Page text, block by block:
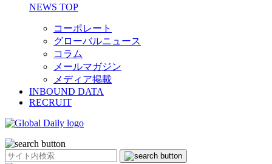
NEWS TOP
コーポレート
グローバルニュース
コラム
メールマガジン
メディア掲載
INBOUND DATA
RECRUIT